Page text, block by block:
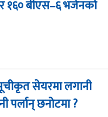
१६० बीएस–६ भर्जनको
सेयरमा लगानी
पर्लान् छनोटमा ?